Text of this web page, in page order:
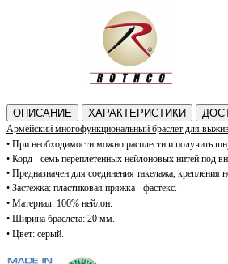
ОПИСАНИЕ ХАРАКТЕРИСТИКИ
Армейский многофункциональный браслет для
• При необходимости можно расплести и получить
• Корд - семь переплетенных нейлоновых нитей под
• Предназначен для соединения такелажа,
• Застежка: пластиковая пряжка - фастекс.
• Материал: 100% нейлон.
• Ширина браслета: 20 мм.
• Цвет: серый.